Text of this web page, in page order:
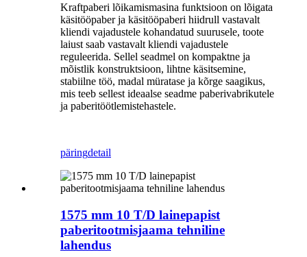
Kraftpaberi lõikamismasina funktsioon on lõigata
käsitööpaber ja käsitööpaberi hiidrull vastavalt
kliendi vajadustele kohandatud suurusele, toote
laiust saab vastavalt kliendi vajadustele
reguleerida. Sellel seadmel on kompaktne ja
mõistlik konstruktsioon, lihtne käsitsemine,
stabiilne töö, madal müratase ja kõrge saagikus,
mis teeb sellest ideaalse seadme paberivabrikutele
ja paberitöötlemistehastele.
päringdetail
1575 mm 10 T/D lainepapist
paberitootmisjaama tehniline
lahendus